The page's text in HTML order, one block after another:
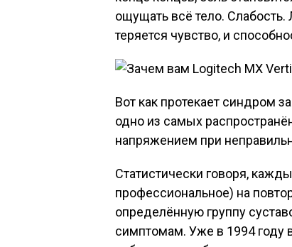
ощущать всё тело. Слабость.
теряется чувство, и
Вот как протекает синдром
одно из самых
напряжением при
Статистически говоря,
профессиональное) на
определённую группу
симптомам. Уже в 1994 году